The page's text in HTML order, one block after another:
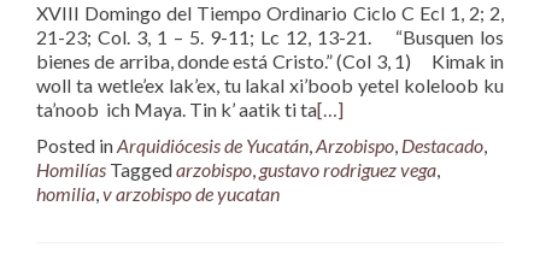
XVIII Domingo del Tiempo Ordinario Ciclo C Ecl 1, 2; 2,
21-23; Col. 3, 1 – 5. 9-11; Lc 12, 13-21. “Busquen los
bienes de arriba, donde está Cristo.” (Col 3, 1) Kimak in
woll ta wetle’ex lak’ex, tu lakal xi’boob yetel koleloob ku
ta’noob ich Maya. Tin k’ aatik ti ta[…]
Posted inArquidiócesis de Yucatán,Arzobispo, Destacado,
Homilías Taggedarzobispo, gustavo rodriguez vega,
homilia,v arzobispo de yucatan